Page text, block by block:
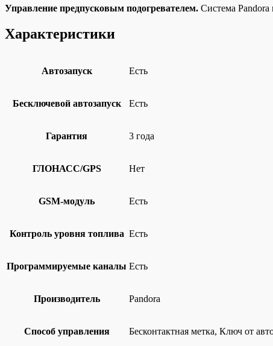
Управление предпусковым подогревателем. Система Pandora
Характеристики
Автозапуск Есть
Бесключевой автозапуск Есть
Гарантия 3 года
ГЛОНАСС/GPS Нет
GSM-модуль Есть
Контроль уровня топлива Есть
Программируемые каналы Есть
Производитель Pandora
Способ управления Бесконтактная метка, Ключ от